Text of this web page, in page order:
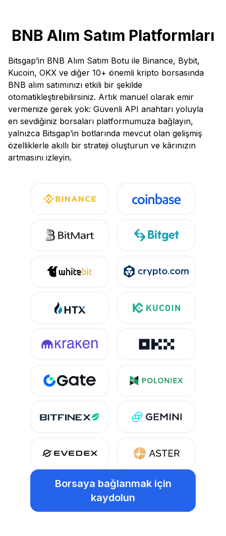
BNB Alım Satım Platformları
Bitsgap’in BNB Alım Satım Botu ile Binance, Bybit,
Kucoin, OKX ve diğer 10+ önemli kripto borsasında
BNB alım satımınızı etkili bir şekilde
otomatikleştirebilirsiniz. Artık manuel olarak emir
vermenize gerek yok: Güvenli API anahtarı yoluyla
en sevdiğiniz borsaları platformumuza bağlayın,
yalnızca Bitsgap’in botlarında mevcut olan gelişmiş
özelliklerle akıllı bir strateji oluşturun ve kârınızın
artmasını izleyin.
Borsaya bağlanmak için
kaydolun